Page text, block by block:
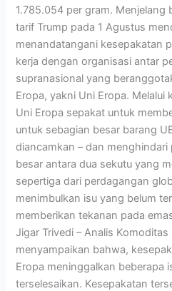
1.785.054 per gram. Menjelang
tarif Trump pada 1 Agustus
menandatangani kesepakatan
kerja dengan organisasi antar
supranasional yang
Eropa, yakni Uni Eropa. Melalui
Uni Eropa sepakat untuk
untuk sebagian besar barang
diancamkan – dan
besar antara dua sekutu yang
sepertiga dari perdagangan
menimbulkan isu yang belum
memberikan tekanan pada
Jigar Trivedi – Analis Komoditas
menyampaikan bahwa,
Eropa meninggalkan beberapa
terselesaikan. Kesepakatan